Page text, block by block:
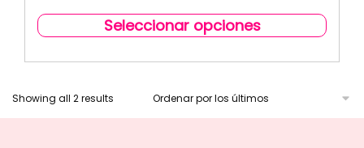
Seleccionar opciones
Showing all 2 results